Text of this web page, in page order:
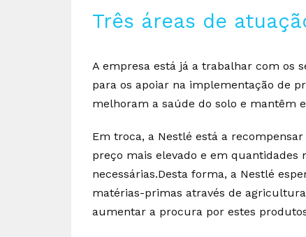
Três áreas de
A empresa está já a trabalhar com os
para os apoiar na implementação de
melhoram a saúde do solo e mantêm
Em troca, a Nestlé está a
preço mais elevado e em quantidades
necessárias.Desta forma, a Nestlé
matérias-primas através de
aumentar a procura por estes